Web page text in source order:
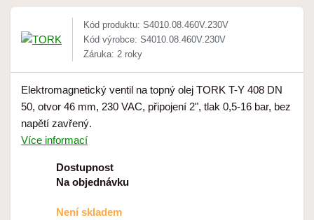
Kód produktu: S4010.08.460V.230V
Kód výrobce: S4010.08.460V.230V
Záruka: 2 roky
Elektromagnetický ventil na topný olej TORK T-Y 408 DN
50, otvor 46 mm, 230 VAC, připojení 2", tlak 0,5-16 bar, bez
napětí zavřený.
Více informací
Dostupnost
Na objednávku
Není skladem